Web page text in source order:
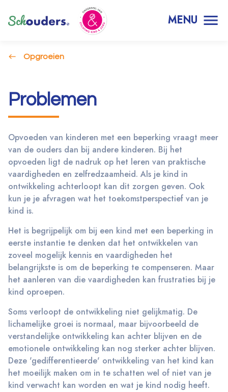
MENU
Opgroeien
Problemen
Opvoeden van kinderen met een beperking vraagt meer
van de ouders dan bij andere kinderen. Bij het
opvoeden ligt de nadruk op het leren van praktische
vaardigheden en zelfredzaamheid. Als je kind in
ontwikkeling achterloopt kan dit zorgen geven. Ook
kun je je afvragen wat het toekomstperspectief van je
kind is.
Het is begrijpelijk om bij een kind met een beperking in
eerste instantie te denken dat het ontwikkelen van
zoveel mogelijk kennis en vaardigheden het
belangrijkste is om de beperking te compenseren. Maar
het aanleren van die vaardigheden kan frustraties bij je
kind oproepen.
Soms verloopt de ontwikkeling niet gelijkmatig. De
lichamelijke groei is normaal, maar bijvoorbeeld de
verstandelijke ontwikkeling kan achter blijven en de
emotionele ontwikkeling kan nog sterker achter blijven.
Deze 'gedifferentieerde' ontwikkeling van het kind kan
het moeilijk maken om in te schatten wel of niet van je
kind verwacht kan worden en wat je kind nodig heeft.